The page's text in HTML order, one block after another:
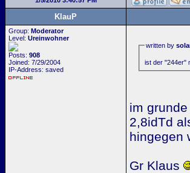
KlauP
Group: Moderator
Level: Ureinwohner
Posts: 908
Joined: 7/29/2004
IP-Address: saved
written by
ist der "244er"
im
2,8idTd
hingegen
Gr Klaus